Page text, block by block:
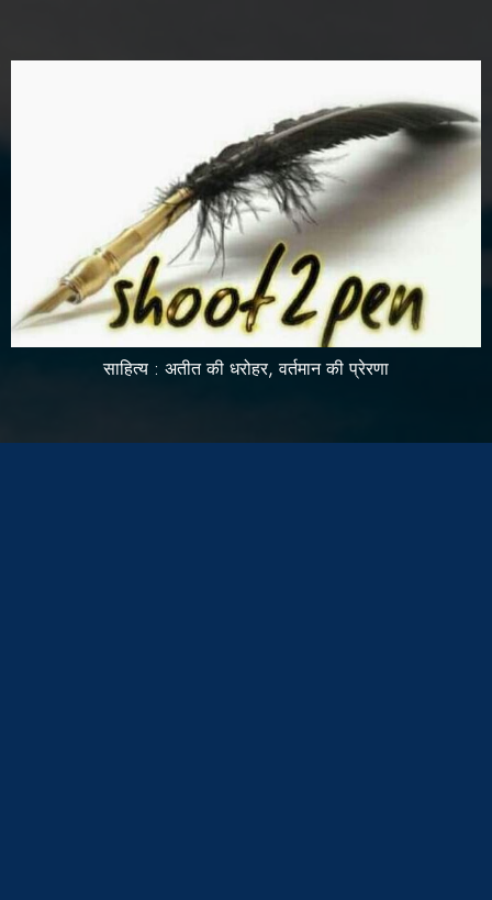
साहित्य : अतीत की धरोहर, वर्तमान की प्रेरणा